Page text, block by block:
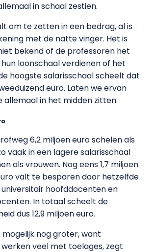
in schaal zestien.
om te zetten in een bedrag, al is
met de natte vinger. Het is
bekend of de professoren het
loonschaal verdienen of het
hoogste salarisschaal scheelt dat
euro. Laten we ervan
allemaal in het midden zitten.
6,2 miljoen euro schelen als
vaak in een lagere salarisschaal
als vrouwen. Nog eens 1,7 miljoen
valt te besparen door hetzelfde
hoofddocenten en
In totaal scheelt de
dus 12,9 miljoen euro.
mogelijk nog groter, want
veel met toelages, zegt